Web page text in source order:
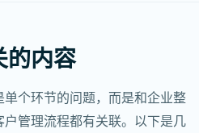
的内容
个环节的问题，而是和企业整
管理流程都有关联。以下是几